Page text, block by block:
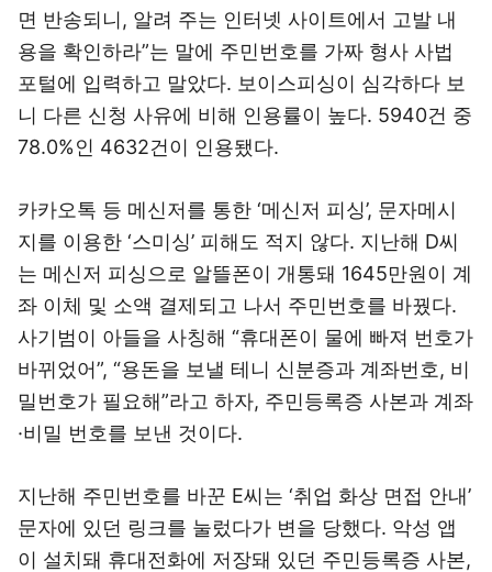
면 반송되니, 알려 주는 인터넷 사이트에서 고발 내
용을 확인하라”는 말에 주민번호를 가짜 형사 사법
포털에 입력하고 말았다. 보이스피싱이 심각하다 보
니 다른 신청 사유에 비해 인용률이 높다. 5940건 중
78.0%인 4632건이 인용됐다.
카카오톡 등 메신저를 통한 ‘메신저 피싱’, 문자메시
지를 이용한 ‘스미싱’ 피해도 적지 않다. 지난해 D씨
는 메신저 피싱으로 알뜰폰이 개통돼 1645만원이 계
좌 이체 및 소액 결제되고 나서 주민번호를 바꿨다.
사기범이 아들을 사칭해 “휴대폰이 물에 빠져 번호가
바뀌었어”, “용돈을 보낼 테니 신분증과 계좌번호, 비
밀번호가 필요해”라고 하자, 주민등록증 사본과 계좌
·비밀 번호를 보낸 것이다.
지난해 주민번호를 바꾼 E씨는 ‘취업 화상 면접 안내’
문자에 있던 링크를 눌렀다가 변을 당했다. 악성 앱
이 설치돼 휴대전화에 저장돼 있던 주민등록증 사본,